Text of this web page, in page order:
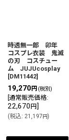
時透無一郎 卯年
コスプレ衣装 鬼滅
の刃 コスチュー
ム JUJUcosplay
[DM11442]
19,270円 (税別)
通常販売価格:
22,670 円]
(税込: 21,197円)